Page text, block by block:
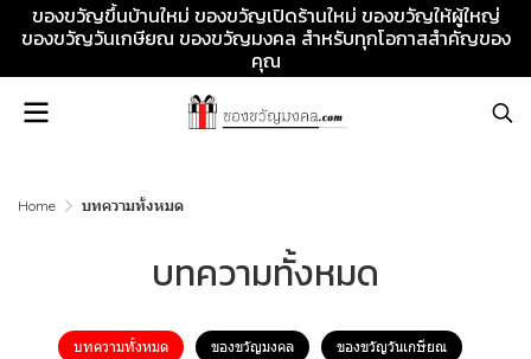
ของขวัญขึ้นบ้านใหม่ ของขวัญเปิดร้านใหม่ ของขวัญให้ผู้ใหญ่
ของขวัญวันเกษียณ ของขวัญมงคล สำหรับทุกโอกาสสำคัญของ
คุณ
Home บทความทั้งหมด
บทความทั้งหมด
บทความทั้งหมด ของขวัญมงคล ของขวัญวันเกษียณ